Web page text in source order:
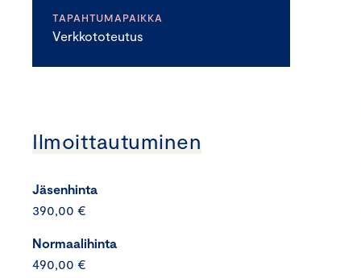
TAPAHTUMAPAIKKA
Verkkototeutus
Ilmoittautuminen
Jäsenhinta
390,00 €
Normaalihinta
490,00 €